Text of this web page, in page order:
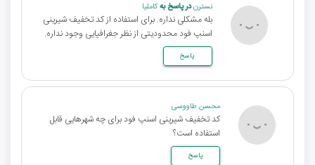
نسترندر پاسخ بهکاملیا
بله مشکلی نداره. برای استفاده از کد تخفیف شیرینی
اسنپ فود محدودیتی از نظر جغرافیایی وجود نداره.
پاسخ
محسن طاووسی
کد تخفیف شیرینی اسنپ فود برای چه شهرهایی قابل
استفاده است؟
پاسخ